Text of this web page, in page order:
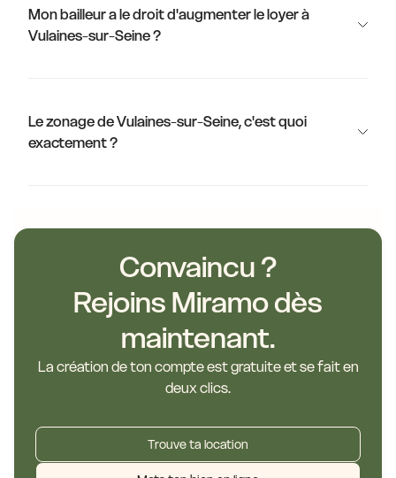
Mon bailleur a le droit d'augmenter le loyer à
Vulaines-sur-Seine ?
Le zonage de Vulaines-sur-Seine, c'est quoi
exactement ?
Convaincu ?
Rejoins Miramo dès
maintenant.
La création de ton compte est gratuite et se fait en
deux clics.
Trouve ta location